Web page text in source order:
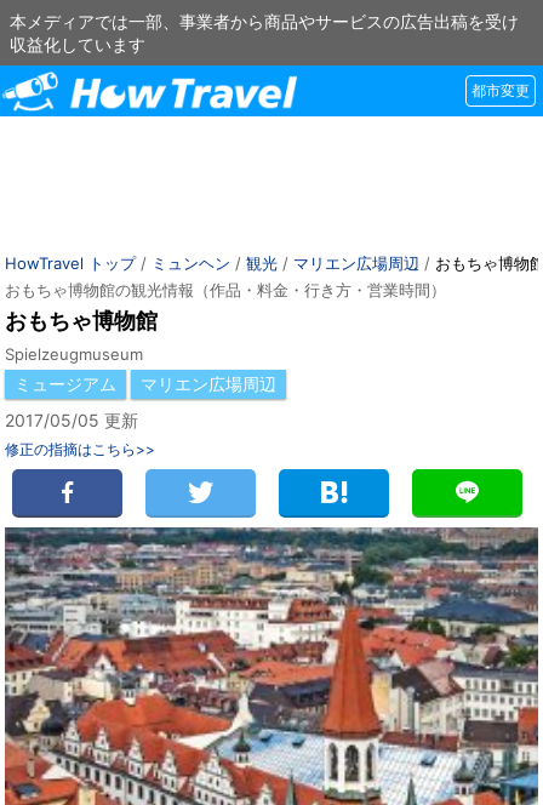
本メディアでは一部、事業者から商品やサービスの広告出稿を受け
収益化しています
都市変更
HowTravel トップ/ ミュンヘン / 観光 / マリエン広場周辺 / おもちゃ博物
おもちゃ博物館の観光情報（作品・料金・行き方・営業時間）
おもちゃ博物館
Spielzeugmuseum
ミュージアム
マリエン広場周辺
2017/05/05 更新
修正の指摘はこちら>>